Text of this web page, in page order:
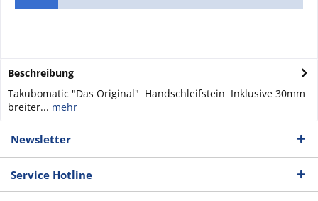
Beschreibung
Takubomatic "Das Original" Handschleifstein Inklusive 30mm
breiter... mehr
Newsletter
Service Hotline